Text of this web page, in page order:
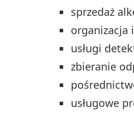
sprzedaż
organizacja
usługi
zbieranie
usługowe